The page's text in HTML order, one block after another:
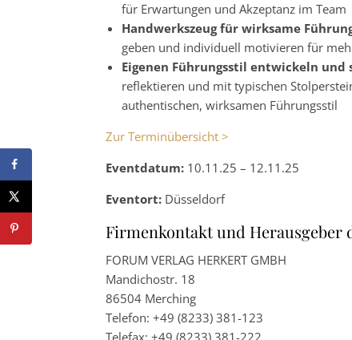
für Erwartungen und Akzeptanz im Team
Handwerkszeug für wirksame
geben und individuell motivieren für
Eigenen Führungsstil entwickeln und
reflektieren und mit typischen
authentischen, wirksamen Führungsstil
Zur Terminübersicht >
Eventdatum: 10.11.25 – 12.11.25
Eventort: Düsseldorf
Firmenkontakt und Herausgeber
FORUM VERLAG HERKERT GMBH
Mandichostr. 18
86504 Merching
Telefon: +49 (8233) 381-123
Telefax: +49 (8233) 381-222